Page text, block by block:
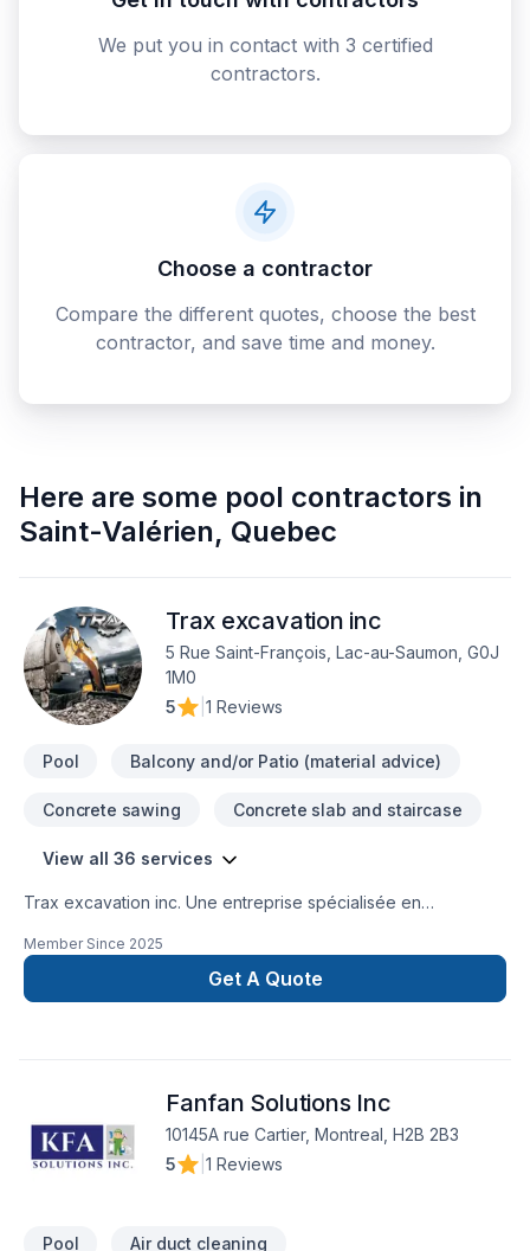
We put you in contact with 3 certified
contractors.
Choose a contractor
Compare the different quotes, choose the best
contractor, and save time and money.
Here are some pool contractors in
Saint-Valérien, Quebec
Trax excavation inc
5 Rue Saint-François, Lac-au-Saumon, G0J
1M0
5
1 Reviews
Pool Balcony and/or Patio (material advice)
Concrete sawing Concrete slab and staircase
View all 36 services
Trax excavation inc. Une entreprise spécialisée en
soutènement, pavés unis, travaux de béton, drain français,
imperméabilisation de fondations et aussi, ventes de produits
tels que pavés, dalles, agrégats et plus. Service rapide et
Member Since 2025
Get A Quote
Fanfan Solutions Inc
10145A rue Cartier, Montreal, H2B 2B3
5
1 Reviews
Pool Air duct cleaning